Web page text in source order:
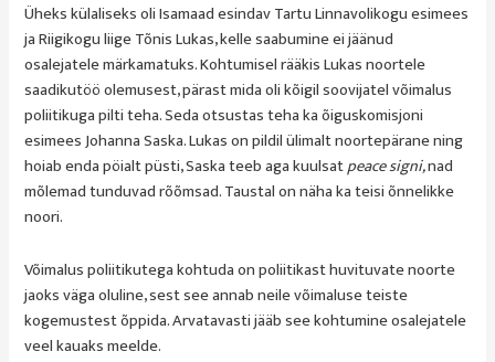
Üheks külaliseks oli Isamaad esindavTartu Linnavolikogu esimees
jaRiigikogu liige Tõnis Lukas, kelle saabumine ei jäänud
osalejatele märkamatuks. Kohtumisel rääkis Lukas noortele
saadikutöö olemusest, pärast mida oli kõigil soovijatel võimalus
poliitikuga pilti teha. Seda otsustas teha ka õiguskomisjoni
esimees Johanna Saska. Lukas on pildil ülimalt noortepärane ning
hoiab enda pöialt püsti, Saska teeb aga kuulsatpeace signi,nad
mõlemad tunduvad rõõmsad. Taustal on näha ka teisi õnnelikke
noori.
Võimalus poliitikutega kohtuda on poliitikast huvituvate noorte
jaoks väga oluline, sest see annab neile võimaluse teiste
kogemustest õppida. Arvatavasti jääb see kohtumine osalejatele
veel kauaks meelde.